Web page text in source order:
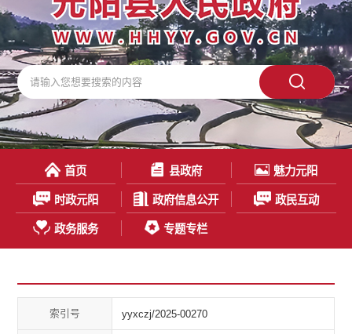
首页 县政府 魅力元阳
时政元阳 政府信息公开 政民互动
政务服务 专题专栏
索引号 yyxczj/2025-00270